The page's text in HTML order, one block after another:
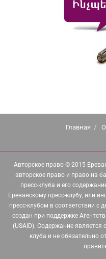
Главная
Авторское право © 2015
авторское право и право на
пресс-клуба и его
Ереванскому пресс-клубу, или
пресс-клубом в соответствии с
создан при поддержке
(USAID). Содержание является
клуба и не обязательно